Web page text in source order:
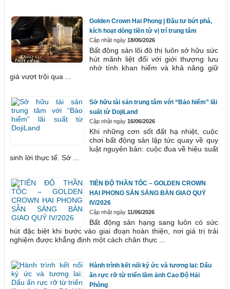
Golden Crown Hai Phong | Đầu tư bứt phá,
kích hoạt dòng tiền từ vị trí trung tâm
Cập nhật ngày 18/06/2026
Bất động sản lõi đô thị luôn sở hữu sức
hút mãnh liệt đối với giới thượng lưu
nhờ tính khan hiếm và khả năng giữ
giá vượt trội qua ...
Sở hữu tài sản trung tâm với “Bảo hiểm” lãi
suất từ DojiLand
Cập nhật ngày 16/06/2026
Khi những cơn sốt đất hạ nhiệt, cuộc
chơi bất động sản lập tức quay về quy
luật nguyên bản: cuộc đua về hiệu suất
sinh lời thực tế. Sở ...
TIẾN ĐỘ THẦN TỐC – GOLDEN CROWN
HAI PHONG SẴN SÀNG BÀN GIAO QUÝ
IV/2026
Cập nhật ngày 11/06/2026
Bất động sản hạng sang luôn có sức
hút đặc biệt khi bước vào giai đoạn hoàn thiện, nơi giá trị trải
nghiệm được khẳng định một cách chân thực ...
Hành trình kết nối ký ức và tương lai: Dấu
ấn rực rỡ từ triển lãm ảnh Cao Độ Hải
Phòng